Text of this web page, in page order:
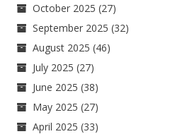
October 2025 (27)
September 2025 (32)
August 2025 (46)
July 2025 (27)
June 2025 (38)
May 2025 (27)
April 2025 (33)